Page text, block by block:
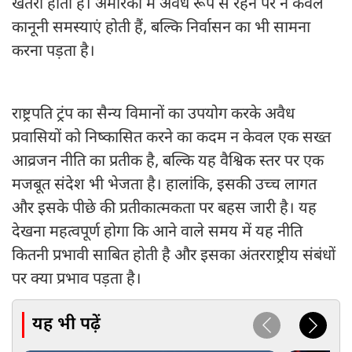
खतरा होता है। अमेरिका में अवैध रूप से रहने पर न केवल
कानूनी समस्याएं होती हैं, बल्कि निर्वासन का भी सामना
करना पड़ता है।
राष्ट्रपति ट्रंप का सैन्य विमानों का उपयोग करके अवैध
प्रवासियों को निष्कासित करने का कदम न केवल एक सख्त
आव्रजन नीति का प्रतीक है, बल्कि यह वैश्विक स्तर पर एक
मजबूत संदेश भी भेजता है। हालांकि, इसकी उच्च लागत
और इसके पीछे की प्रतीकात्मकता पर बहस जारी है। यह
देखना महत्वपूर्ण होगा कि आने वाले समय में यह नीति
कितनी प्रभावी साबित होती है और इसका अंतरराष्ट्रीय संबंधों
पर क्या प्रभाव पड़ता है।
यह भी पढ़ें